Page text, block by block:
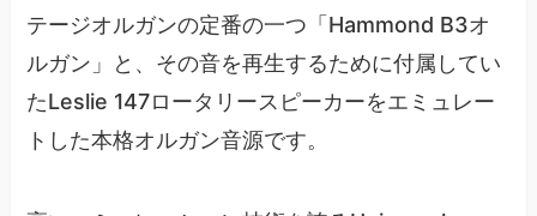
テージオルガンの定番の一つ「Hammond B3オ
ルガン」と、その音を再生するために付属してい
たLeslie 147ロータリースピーカーをエミュレー
トした本格オルガン音源です。